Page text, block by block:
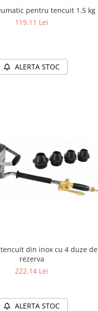
Pistol pneumatic pentru tencuit 1.5 kg
119,11 Lei
ALERTA STOC
din inox cu 4 duze de
rezerva
222,14 Lei
ALERTA STOC